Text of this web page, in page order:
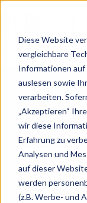
Diese Website
vergleichbare
Informationen
auslesen sowie
verarbeiten.
„Akzeptieren“
wir diese
Erfahrung zu
Analysen und
auf dieser
werden
(z.B. Werbe- und
Dies ist ein
Es gibt keine
ZEP